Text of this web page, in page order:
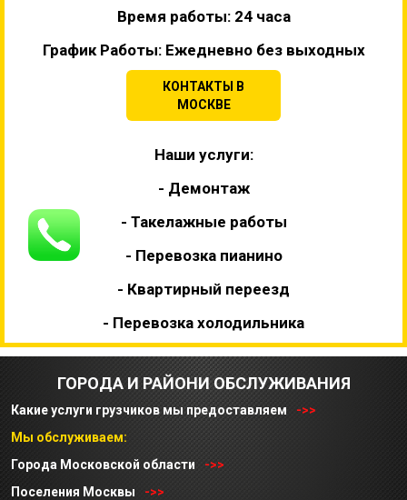
Время работы: 24 часа
График Работы: Ежедневно без выходных
КОНТАКТЫ В
МОСКВЕ
Наши услуги:
- Демонтаж
- Такелажные работы
- Перевозка пианино
- Квартирный переезд
- Перевозка холодильника
ГОРОДА И РАЙОНИ ОБСЛУЖИВАНИЯ
Какие услуги грузчиков мы предоставляем
->>
Мы обслуживаем:
Города Московской области
->>
Поселения Москвы
->>